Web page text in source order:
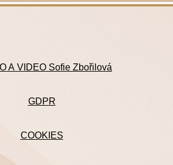
A VIDEO Sofie Zbořilová
GDPR
COOKIES